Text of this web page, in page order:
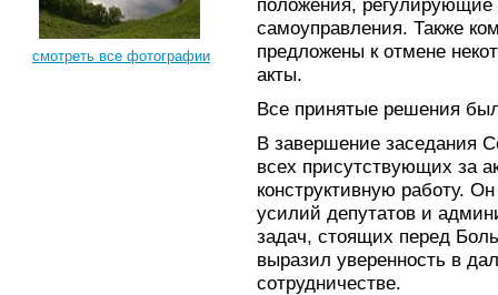
смотреть все фотографии
положения, регулирующие
самоуправления. Также
предложены к отмене
акты.
Все принятые решения
В завершение заседания
всех присутствующих за
конструктивную работу.
усилий депутатов и
задач, стоящих перед
выразил уверенность в
сотрудничестве.